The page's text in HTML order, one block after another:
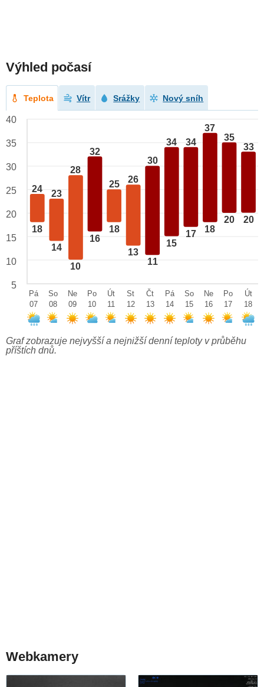
Výhled počasí
Teplota Vítr Srážky Nový sníh
24
18
23
14
28
10
32
16
25
18
26
13
30
11
34
15
34
17
37
18
35
20
33
20
40
35
30
25
20
15
10
5
Pá
07
So
08
Ne
09
Po
10
Út
11
St
12
Čt
13
Pá
14
So
15
Ne
16
Po
17
Út
18
Graf zobrazuje nejvyšší a nejnižší denní teploty v průběhu
příštích dnů.
Webkamery